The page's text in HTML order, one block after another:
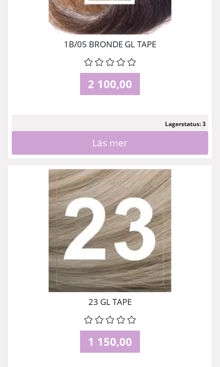
1B/05 BRONDE GL TAPE
2 100,00
Lagerstatus: 3
Läs mer
23 GL TAPE
1 150,00